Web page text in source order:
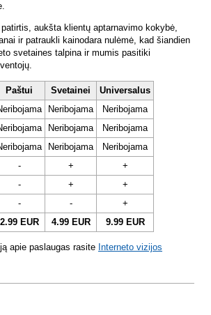
aukšta klientų aptarnavimo kokybė,
ir patraukli kainodara nulėmė, kad šiandien
svetaines talpina ir mumis pasitiki
Paštui Svetainei
Universalus
Neribojama
Neribojama
Neribojama
Neribojama
Neribojama
Neribojama
- +
+
- +
+
- -
+
2.99 EUR 4.99 EUR 9.99 EUR
apie paslaugas rasite Interneto vizijos